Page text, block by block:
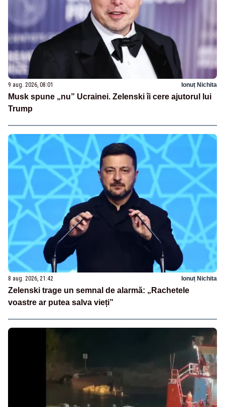
9 aug. 2026, 08:01 Ionuț Nichita
Musk spune „nu” Ucrainei. Zelenski îi cere ajutorul lui
Trump
8 aug. 2026, 21:42 Ionuț Nichita
Zelenski trage un semnal de alarmă: „Rachetele
voastre ar putea salva vieți”